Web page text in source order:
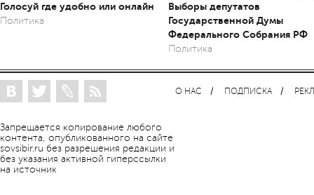
Голосуй где удобно или онлайн
Политика
Выборы депутатов
Государственной Думы
Федерального Собрания РФ
Политика
Запрещается копирование любого
контента, опубликованного на сайте
sovsibir.ru без разрешения редакции и
без указания активной гиперссылки
на источник
О НАС ПОДПИСКА